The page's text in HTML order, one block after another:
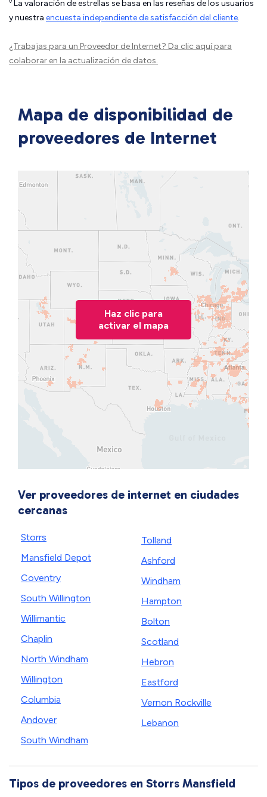
La valoración de estrellas se basa en las reseñas de los usuarios
y nuestra encuesta independiente de satisfacción del cliente.
¿Trabajas para un Proveedor de Internet? Da clic aquípara
colaborar en la actualización de datos.
Mapa de disponibilidad de
proveedores de Internet
Haz clic para
activar el mapa
Ver proveedores de internet en ciudades
cercanas
Storrs
Mansfield Depot
Coventry
South Willington
Willimantic
Chaplin
North Windham
Willington
Columbia
Andover
South Windham
Tolland
Ashford
Windham
Hampton
Bolton
Scotland
Hebron
Eastford
Vernon Rockville
Lebanon
Tipos de proveedores en Storrs Mansfield